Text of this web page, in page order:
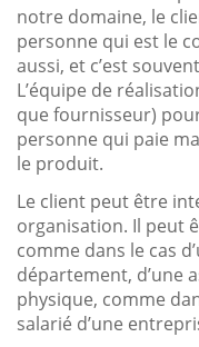
notre domaine, le
personne qui est le
aussi, et c’est
L’équipe de
que fournisseur)
personne qui paie
le produit.
Le client peut être
organisation. Il peut
comme dans le cas
département, d’une
physique, comme
salarié d’une